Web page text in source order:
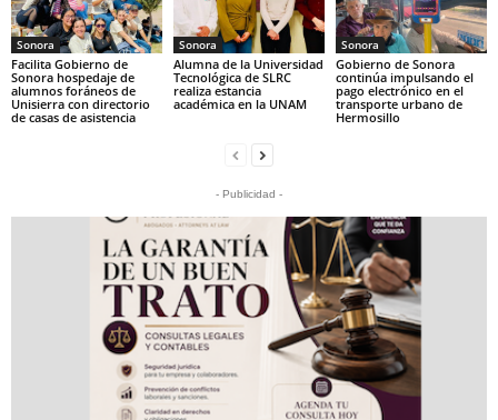
Sonora
Facilita Gobierno de
Sonora hospedaje de
alumnos foráneos de
Unisierra con directorio
de casas de asistencia
Sonora
Alumna de la Universidad
Tecnológica de SLRC
realiza estancia
académica en la UNAM
Sonora
Gobierno de Sonora
continúa impulsando el
pago electrónico en el
transporte urbano de
Hermosillo
- Publicidad -